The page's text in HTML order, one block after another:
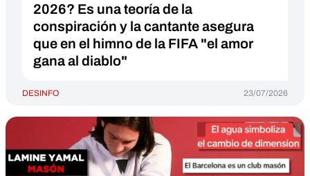
2026? Es una teoría de la
conspiración y la cantante asegura
que en el himno de la FIFA "el amor
gana al diablo"
DESINFO 23/07/2026